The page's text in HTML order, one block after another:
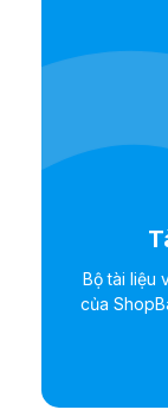
Bộ tài liệu
của